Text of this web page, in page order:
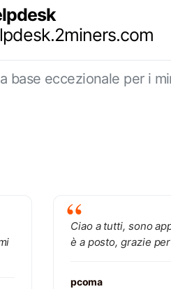
base eccezionale per i
Ciao a tutti, sono
è a posto, grazie
pcoma